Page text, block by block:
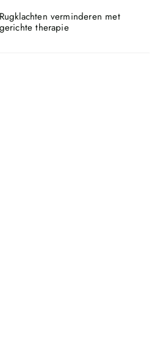
Rugklachten verminderen met
gerichte therapie